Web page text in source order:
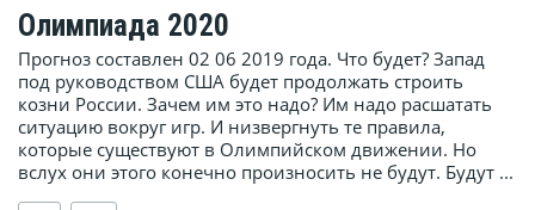
Олимпиада 2020
Прогноз составлен 02 06 2019 года. Что будет? Запад
под руководством США будет продолжать строить
козни России. Зачем им это надо? Им надо расшатать
ситуацию вокруг игр. И низвергнуть те правила,
которые существуют в Олимпийском движении. Но
вслух они этого конечно произносить не будут. Будут ...